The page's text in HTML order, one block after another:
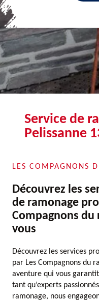
Service de
Pelissanne
LES COMPAGNONS
Découvrez les
de ramonage
Compagnons du
vous
Découvrez les services
par Les Compagnons du
aventure qui vous
tant qu’experts
ramonage, nous